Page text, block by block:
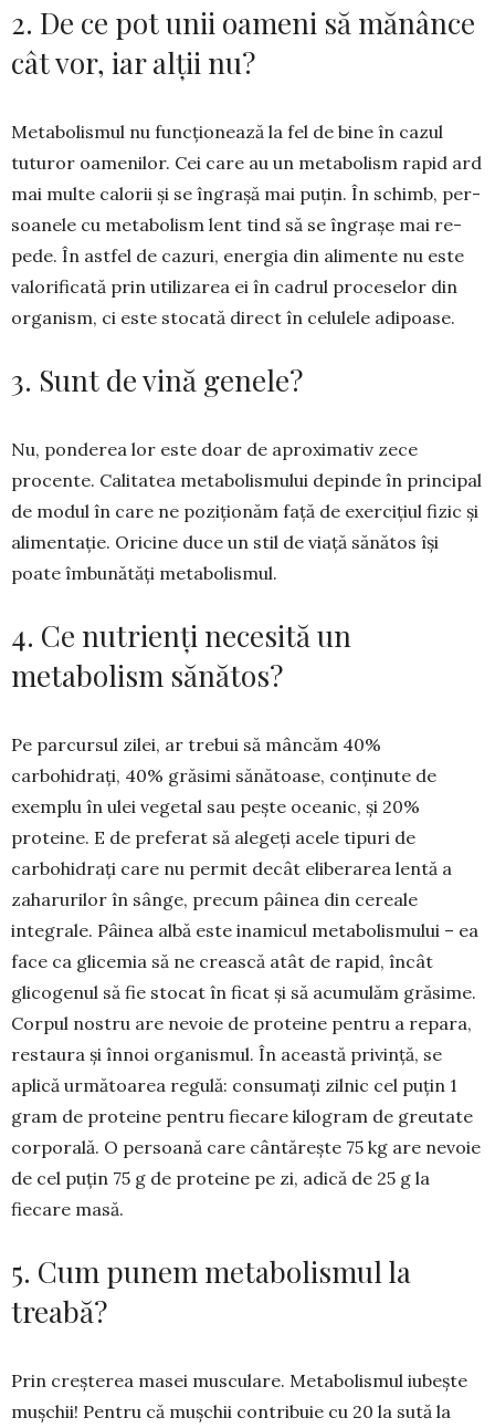
2. De ce pot unii oameni să mănânce
cât vor, iar alții nu?
Metabolismul nu funcționează la fel de bine în cazul
tuturor oamenilor. Cei care au un metabolism rapid ard
mai multe calorii și se îngrașă mai puțin. În schimb, per­
soanele cu me­tabolism lent tind să se îngrașe mai re­
pede. În astfel de cazuri, energia din ali­mente nu este
valorificată prin utili­zarea ei în cadrul proceselor din
orga­nism, ci este stocată direct în celu­lele adipoase.
3. Sunt de vină genele?
Nu, ponderea lor este doar de apro­ximativ zece
procente. Calitatea meta­bolismului depinde în prin­cipal
de mo­dul în care ne poziționăm față de exer­cițiul fizic și
alimentație. Oricine duce un stil de viață sănătos își
poate îmbunătăți metabolismul.
4. Ce nutrienți necesită un
metabolism sănătos?
Pe parcursul zilei, ar trebui să mâncăm 40%
carbohidrați, 40% grăsimi sănătoase, conținute de
exemplu în ulei vegetal sau pește oceanic, și 20%
proteine. E de preferat să alegeți acele tipuri de
carbohidrați care nu permit decât eliberarea lentă a
zaharurilor în sânge, precum pâinea din cereale
integrale. Pâinea albă este inamicul metabo­lis­mului – ea
face ca glicemia să ne crească atât de ra­pid, încât
glicogenul să fie stocat în ficat și să acu­mulăm grăsime.
Corpul nostru are nevoie de prote­ine pentru a repara,
restaura și înnoi organismul. În această privință, se
aplică următoarea regulă: con­sumați zilnic cel puțin 1
gram de proteine ​​pentru fiecare kilogram de greutate
corporală. O persoană care cântărește 75 kg are nevoie
de cel puțin 75 g de proteine ​​pe zi, adică de 25 g la
fiecare masă.
5. Cum punem metabolismul la
treabă?
Prin creșterea masei musculare. Metabolismul iubește
mușchii! Pentru că mușchii contribuie cu 20 la sută la